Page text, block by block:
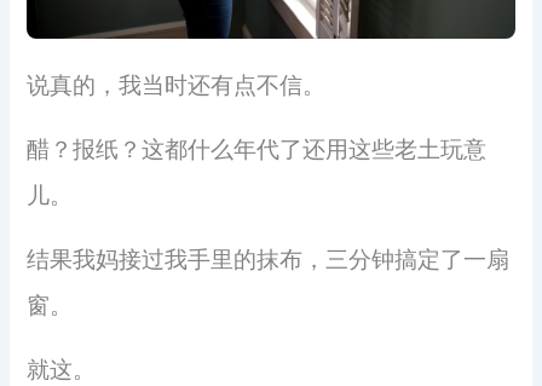
说真的，我当时还有点不信。
醋？报纸？这都什么年代了还用这些老土玩意
儿。
结果我妈接过我手里的抹布，三分钟搞定了一扇
窗。
就这。